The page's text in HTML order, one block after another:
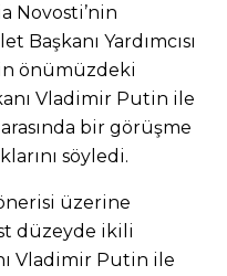
Novosti’nin
Başkanı Yardımcısı
önümüzdeki
Vladimir Putin ile
bir görüşme
söyledi.
üzerine
düzeyde ikili
Vladimir Putin ile